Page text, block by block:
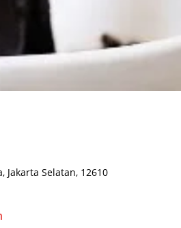
Jakarta Selatan, 12610